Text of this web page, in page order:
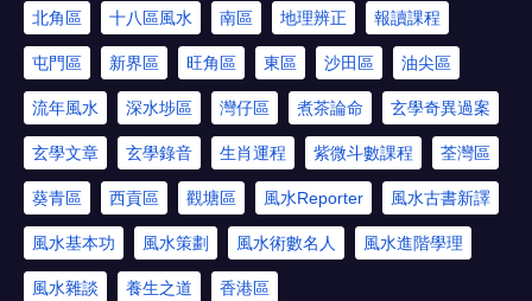
北角區 十八區風水 南區 地理辨正 報讀課程
屯門區 新界區 旺角區 東區 沙田區 油尖區
流年風水 深水埗區 灣仔區 煮茶論命 玄學奇異過案
玄學文章 玄學錄音 生肖運程 紫微斗數課程 荃灣區
葵青區 西貢區 觀塘區 風水Reporter 風水古書新譯
風水基本功 風水策劃 風水術數名人 風水進階學理
風水雜談 養生之道 香港區